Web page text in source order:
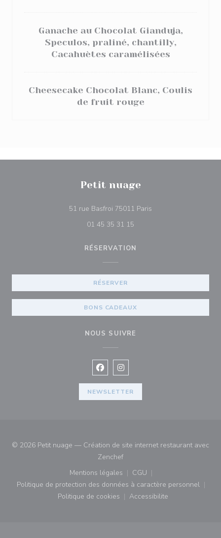
Ganache au Chocolat Gianduja,
Speculos, praliné, chantilly,
Cacahuètes caramélisées
Cheesecake Chocolat Blanc, Coulis
de fruit rouge
Petit nuage
51 rue Basfroi 75011 Paris
01 45 35 31 15
RÉSERVATION
RÉSERVER
BONS CADEAUX
NOUS SUIVRE
Facebook ((ouvre une nouvelle
Instagram ((ouvre une
NEWSLETTER
© 2026 Petit nuage — Création de site internet restaurant avec
Zenchef((ouvre une nouvelle fenêtre))
Mentions légales
((ouvre une nouvelle fenêtre))
CGU
((ouvre une nouvelle
Politique de protection des données à caractère personnel
((ouvre une nouvelle fenêtre))
Politique de cookies
((ouvre une nouvelle fenêtre))
Accessibilite
((ouvre une nouvelle